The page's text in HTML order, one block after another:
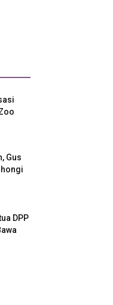
Gus
DPP